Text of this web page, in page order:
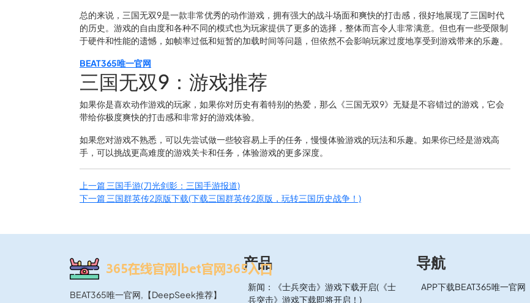
总的来说，三国无双9是一款非常优秀的动作游戏，拥有强大的战斗场面和爽快的打击感，很好地展现了三国时代
的历史。游戏的自由度和各种不同的模式也为玩家提供了更多的选择，整体而言令人非常满意。但也有一些受限制
于硬件和性能的遗憾，如帧率过低和短暂的加载时间等问题，但依然不会影响玩家过度地享受到游戏带来的乐趣。
BEAT365唯一官网
三国无双9：游戏推荐
如果你是喜欢动作游戏的玩家，如果你对历史有着特别的热爱，那么《三国无双9》无疑是不容错过的游戏，它会
带给你极度爽快的打击感和非常好的游戏体验。
如果您对游戏不熟悉，可以先尝试做一些较容易上手的任务，慢慢体验游戏的玩法和乐趣。如果你已经是游戏高
手，可以挑战更高难度的游戏关卡和任务，体验游戏的更多深度。
上一篇三国手游(刀光剑影：三国手游报道)
下一篇三国群英传2原版下载(下载三国群英传2原版，玩转三国历史战争！)
BEAT365唯一官网,【DeepSeek推荐】
产品
新闻：《士兵突击》游戏下载开启(《士
兵突击》游戏下载即将开启！)
导航
APP下载BEAT365唯一官网